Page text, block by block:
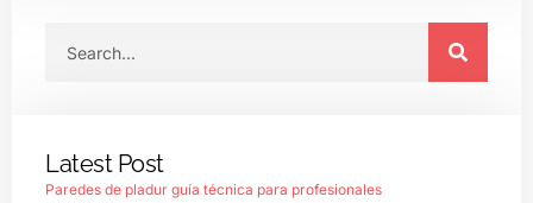
Latest Post
Paredes de pladur guía técnica para profesionales